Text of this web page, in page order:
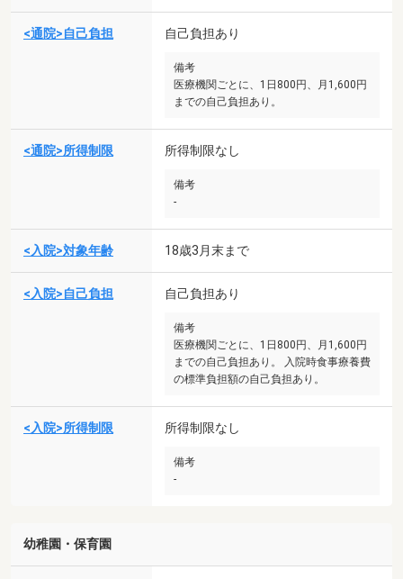
<通院>自己負担 自己負担あり
備考
医療機関ごとに、1日800円、月1,600円
までの自己負担あり。
<通院>所得制限 所得制限なし
備考
-
<入院>対象年齢 18歳3月末まで
<入院>自己負担 自己負担あり
備考
医療機関ごとに、1日800円、月1,600円
までの自己負担あり。 入院時食事療養費
の標準負担額の自己負担あり。
<入院>所得制限 所得制限なし
備考
-
幼稚園・保育園